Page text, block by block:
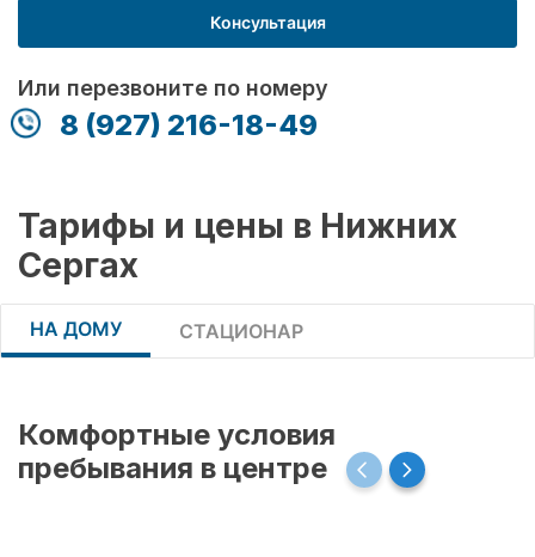
Консультация
Или перезвоните по номеру
8 (927) 216-18-49
Тарифы и цены в Нижних
Сергах
НА ДОМУ СТАЦИОНАР
Комфортные условия
пребывания в центре